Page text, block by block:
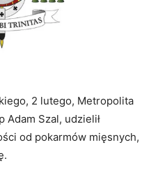
2 lutego, Metropolita
Adam Szal, udzielił
od pokarmów mięsnych,